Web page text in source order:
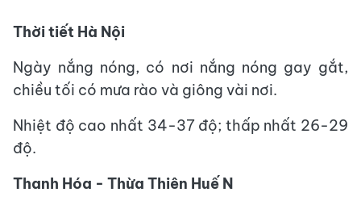
Thời tiết Hà Nội
Ngày nắng nóng, có nơi nắng nóng gay gắt,
chiều tối có mưa rào và giông vài nơi.
Nhiệt độ cao nhất 34-37 độ; thấp nhất 26-29
độ.
Thanh Hóa - Thừa Thiên Huế N